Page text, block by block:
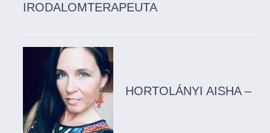
IRODALOMTERAPEUTA
HORTOLÁNYI AISHA –